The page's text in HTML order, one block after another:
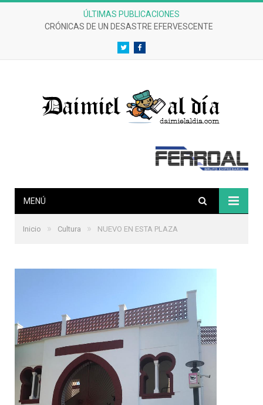
ÚLTIMAS PUBLICACIONES
TwitterFacebook
MENÚ
Inicio » Cultura » NUEVO EN ESTA PLAZA